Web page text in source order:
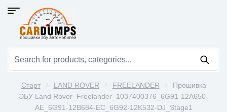
Старт LAND ROVER FREELANDER
Прошивка
ЭБУ Land Rover_Freelander_1037400376_6G91-12A650-
AE_6G91-12B684-EC_6G92-12K532-DJ_Stage1